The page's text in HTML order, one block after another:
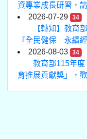
資專業成長研習，
2026-07-29
34
【轉知】教育
『全民健保 永續
2026-08-03
34
教育部115年
育推展貢獻獎」，